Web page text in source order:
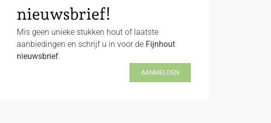
nieuwsbrief!
Mis geen unieke stukken hout of laatste
aanbiedingen en schrijf u in voor de Fijnhout
nieuwsbrief.
AANMELDEN